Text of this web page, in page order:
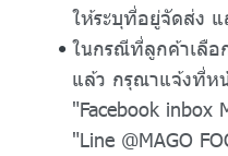
ให้ระบุที่อยู่จัดส่ง แ
ในกรณีที่ลูกค้าเลือ
แล้ว กรุณาแจ้งที่ห
"Facebook inbox
"Line @MAGO